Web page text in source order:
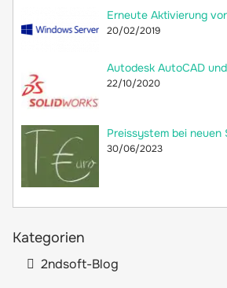
20/02/2019
22/10/2020
30/06/2023
Kategorien
2ndsoft-Blog